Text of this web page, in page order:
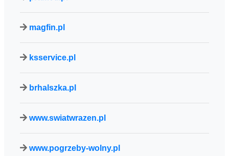
magfin.pl
ksservice.pl
brhalszka.pl
www.swiatwrazen.pl
www.pogrzeby-wolny.pl